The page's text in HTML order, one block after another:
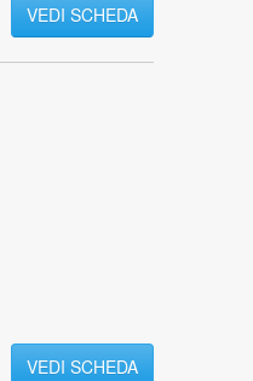
VEDI SCHEDA
VEDI SCHEDA